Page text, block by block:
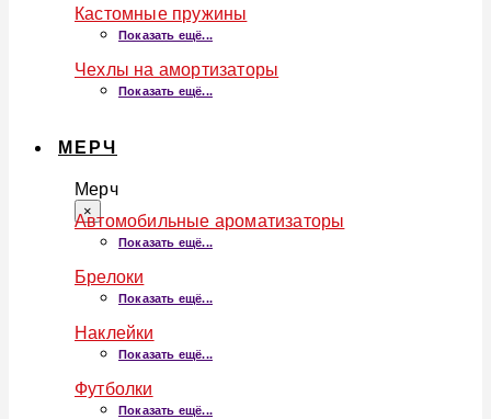
Кастомные пружины
Показать ещё...
Чехлы на амортизаторы
Показать ещё...
МЕРЧ
Мерч
×
Автомобильные ароматизаторы
Показать ещё...
Брелоки
Показать ещё...
Наклейки
Показать ещё...
Футболки
Показать ещё...